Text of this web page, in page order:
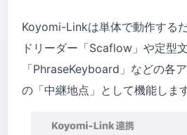
Koyomi-Linkは単体で動作する
ドリーダー「Scaflow」や定型
「PhraseKeyboard」などの各
の「中継地点」として機能します